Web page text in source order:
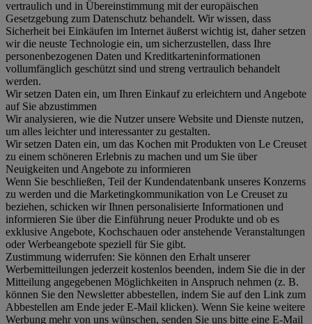
vertraulich und in Übereinstimmung mit der europäischen
Gesetzgebung zum Datenschutz behandelt. Wir wissen, dass
Sicherheit bei Einkäufen im Internet äußerst wichtig ist, daher setzen
wir die neuste Technologie ein, um sicherzustellen, dass Ihre
personenbezogenen Daten und Kreditkarteninformationen
vollumfänglich geschützt sind und streng vertraulich behandelt
werden.
Wir setzen Daten ein, um Ihren Einkauf zu erleichtern und Angebote
auf Sie abzustimmen
Wir analysieren, wie die Nutzer unsere Website und Dienste nutzen,
um alles leichter und interessanter zu gestalten.
Wir setzen Daten ein, um das Kochen mit Produkten von Le Creuset
zu einem schöneren Erlebnis zu machen und um Sie über
Neuigkeiten und Angebote zu informieren
Wenn Sie beschließen, Teil der Kundendatenbank unseres Konzerns
zu werden und die Marketingkommunikation von Le Creuset zu
beziehen, schicken wir Ihnen personalisierte Informationen und
informieren Sie über die Einführung neuer Produkte und ob es
exklusive Angebote, Kochschauen oder anstehende Veranstaltungen
oder Werbeangebote speziell für Sie gibt.
Zustimmung widerrufen: Sie können den Erhalt unserer
Werbemitteilungen jederzeit kostenlos beenden, indem Sie die in der
Mitteilung angegebenen Möglichkeiten in Anspruch nehmen (z. B.
können Sie den Newsletter abbestellen, indem Sie auf den Link zum
Abbestellen am Ende jeder E-Mail klicken). Wenn Sie keine weitere
Werbung mehr von uns wünschen, senden Sie uns bitte eine E-Mail